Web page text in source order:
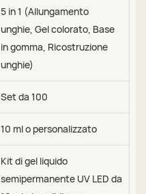
5 in 1 (Allungamento
unghie, Gel colorato, Base
in gomma, Ricostruzione
unghie)
Set da 100
10 ml o personalizzato
Kit di gel liquido
semipermanente UV LED da